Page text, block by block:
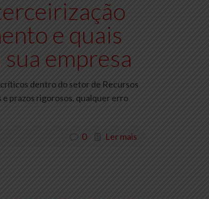
e quais
empresa
dentro do setor de Recursos
prazos rigorosos, qualquer erro
0 Ler mais